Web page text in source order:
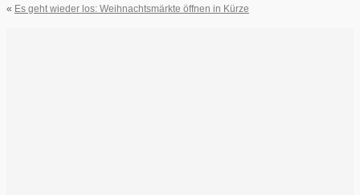
« Es geht wieder los: Weihnachtsmärkte öffnen in Kürze